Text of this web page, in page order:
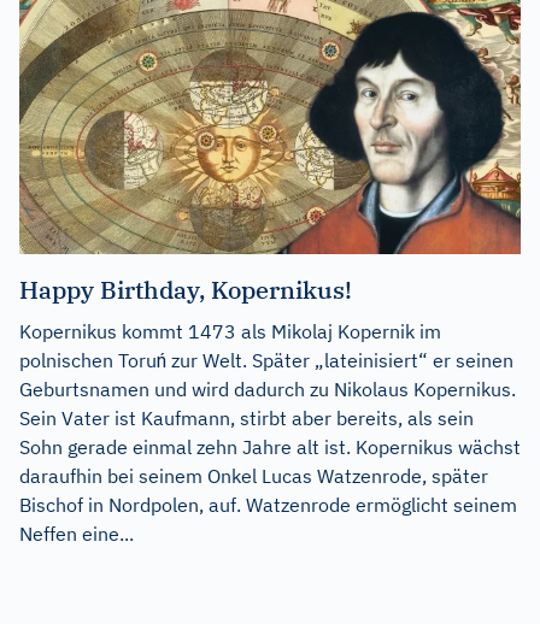
Happy Birthday, Kopernikus!
Kopernikus kommt 1473 als Mikolaj Kopernik im
polnischen Toruń zur Welt. Später „lateinisiert“ er seinen
Geburtsnamen und wird dadurch zu Nikolaus Kopernikus.
Sein Vater ist Kaufmann, stirbt aber bereits, als sein
Sohn gerade einmal zehn Jahre alt ist. Kopernikus wächst
daraufhin bei seinem Onkel Lucas Watzenrode, später
Bischof in Nordpolen, auf. Watzenrode ermöglicht seinem
Neffen eine...